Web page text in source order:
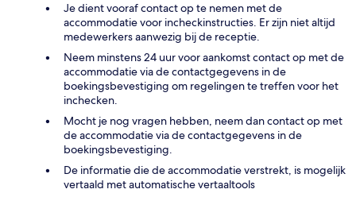
Je dient vooraf contact op te nemen met de
accommodatie voor incheckinstructies. Er zijn niet altijd
medewerkers aanwezig bij de receptie.
Neem minstens 24 uur voor aankomst contact op met de
accommodatie via de contactgegevens in de
boekingsbevestiging om regelingen te treffen voor het
inchecken.
Mocht je nog vragen hebben, neem dan contact op met
de accommodatie via de contactgegevens in de
boekingsbevestiging.
De informatie die de accommodatie verstrekt, is mogelijk
vertaald met automatische vertaaltools